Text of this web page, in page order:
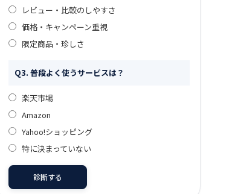
レビュー・比較のしやすさ
価格・キャンペーン重視
限定商品・珍しさ
Q3. 普段よく使うサービスは？
楽天市場
Amazon
Yahoo!ショッピング
特に決まっていない
診断する